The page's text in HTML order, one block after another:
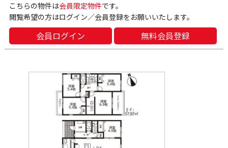
こちらの物件は会員限定物件です。
閲覧希望の方はログイン／会員登録をお願いいたします。
会員ログイン 無料会員登録